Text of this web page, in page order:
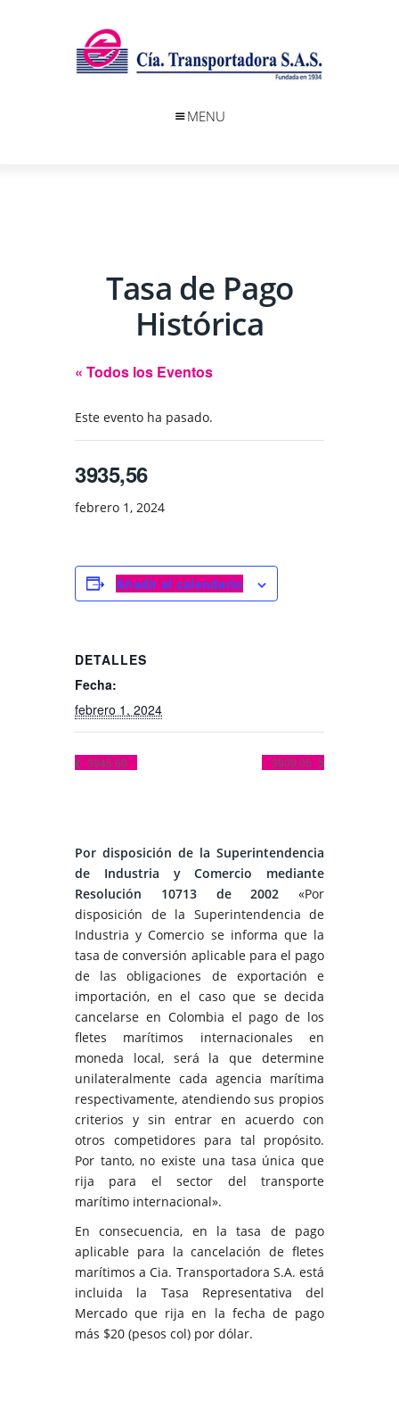
MENU
Tasa de Pago
Histórica
« Todos los Eventos
Este evento ha pasado.
3935,56
febrero 1, 2024
Añadir al calendario
DETALLES
Fecha:
febrero 1, 2024
3945.60 3909,05
Por disposición de la Superintendencia
de Industria y Comercio mediante
Resolución 10713 de 2002 «Por
disposición de la Superintendencia de
Industria y Comercio se informa que la
tasa de conversión aplicable para el pago
de las obligaciones de exportación e
importación, en el caso que se decida
cancelarse en Colombia el pago de los
fletes marítimos internacionales en
moneda local, será la que determine
unilateralmente cada agencia marítima
respectivamente, atendiendo sus propios
criterios y sin entrar en acuerdo con
otros competidores para tal propósito.
Por tanto, no existe una tasa única que
rija para el sector del transporte
marítimo internacional».
En consecuencia, en la tasa de pago
aplicable para la cancelación de fletes
marítimos a Cia. Transportadora S.A. está
incluida la Tasa Representativa del
Mercado que rija en la fecha de pago
más $20 (pesos col) por dólar.